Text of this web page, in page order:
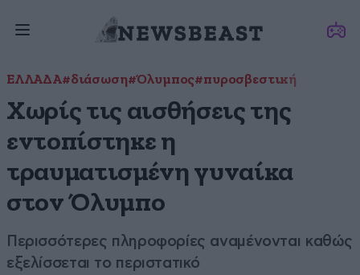
ΕΛΛΑΔΑ#διάσωση#Όλυμπος#πυροσβεστική
Χωρίς τις αισθήσεις της
εντοπίστηκε η
τραυματισμένη γυναίκα
στον Όλυμπο
Περισσότερες πληροφορίες αναμένονται καθώς
εξελίσσεται το περιστατικό